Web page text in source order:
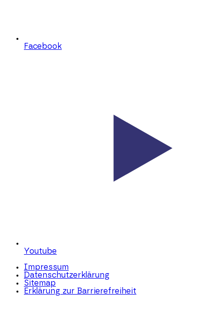
Facebook
Youtube
Impressum
Datenschutzerklärung
Sitemap
Erklärung zur Barrierefreiheit